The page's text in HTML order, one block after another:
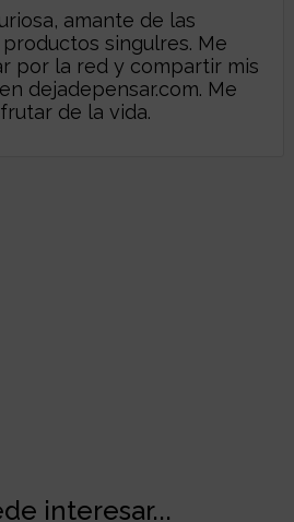
amante de las
singulres. Me
por la red y compartir mis
dejadepensar.com. Me
de la vida.
interesar...